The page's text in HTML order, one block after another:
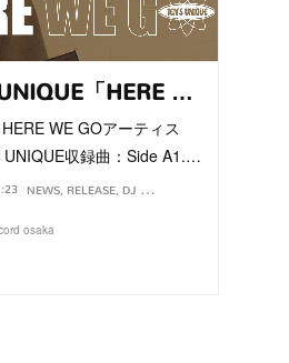
「HERE …
WE GOアーティス
UNIQUE収録曲：Side A1.…
NEWS RELEASE DJ A.K
osaka